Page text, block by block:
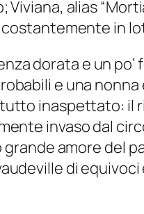
alias
in
dorata e un
e una
inaspettato: il
invaso dal
amore del
di equivoci